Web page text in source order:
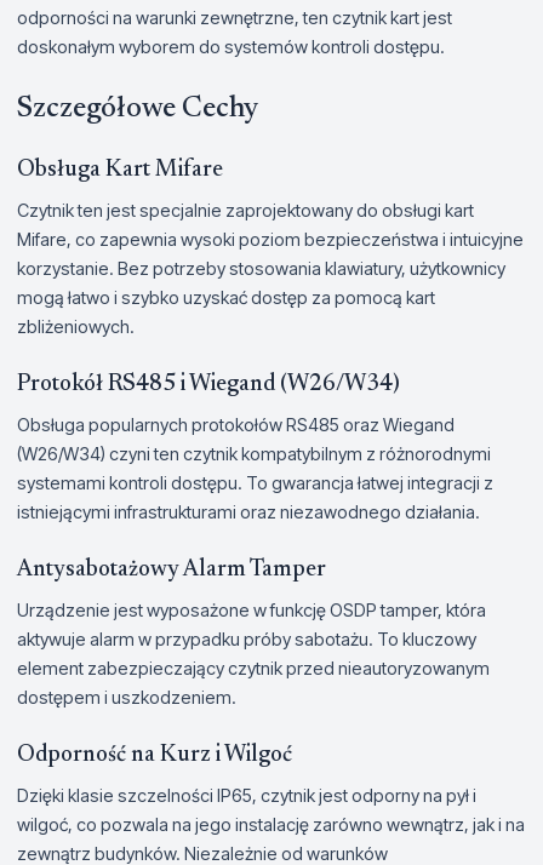
odporności na warunki zewnętrzne, ten czytnik kart jest
doskonałym wyborem do systemów kontroli dostępu.
Szczegółowe Cechy
Obsługa Kart Mifare
Czytnik ten jest specjalnie zaprojektowany do obsługi kart
Mifare, co zapewnia wysoki poziom bezpieczeństwa i intuicyjne
korzystanie. Bez potrzeby stosowania klawiatury, użytkownicy
mogą łatwo i szybko uzyskać dostęp za pomocą kart
zbliżeniowych.
Protokół RS485 i Wiegand (W26/W34)
Obsługa popularnych protokołów RS485 oraz Wiegand
(W26/W34) czyni ten czytnik kompatybilnym z różnorodnymi
systemami kontroli dostępu. To gwarancja łatwej integracji z
istniejącymi infrastrukturami oraz niezawodnego działania.
Antysabotażowy Alarm Tamper
Urządzenie jest wyposażone w funkcję OSDP tamper, która
aktywuje alarm w przypadku próby sabotażu. To kluczowy
element zabezpieczający czytnik przed nieautoryzowanym
dostępem i uszkodzeniem.
Odporność na Kurz i Wilgoć
Dzięki klasie szczelności IP65, czytnik jest odporny na pył i
wilgoć, co pozwala na jego instalację zarówno wewnątrz, jak i na
zewnątrz budynków. Niezależnie od warunków